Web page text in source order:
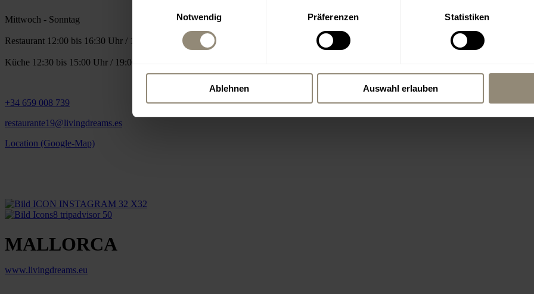
Notwendig
Präferenzen Statistiken
Ablehnen Auswahl erlauben
Mittwoch - Sonntag
Restaurant 12:00 bis 16:30 Uhr / 18:30 bis 24:00 Uhr
Küche 12:30 bis 15:00 Uhr / 19:00 bis 22:30 Uhr
+34 659 008 739
restaurante19@livingdreams.es
Location (Google-Map)
MALLORCA
www.livingdreams.eu